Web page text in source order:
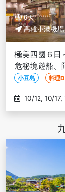
6天
高雄小港機
極美四國６日
危秘境遊船、
松山城-高雄
小豆島 料理
11/14